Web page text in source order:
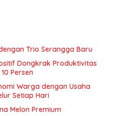
Trio Serangga Baru
Dongkrak Produktivitas
Persen
Warga dengan Usaha
Setiap Hari
Melon Premium